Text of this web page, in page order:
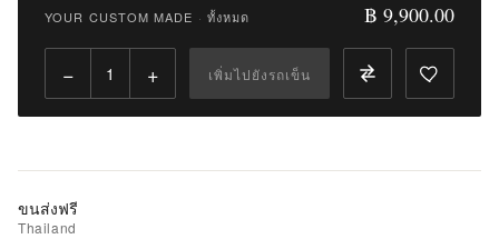
Qty:
ไป
รถ
เข็น
YOUR CUSTOM MADE · ทั้งหมด ฿ 9,900.00
− + เพิ่มไปยังรถเข็น
ขนส่งฟรี
Thailand